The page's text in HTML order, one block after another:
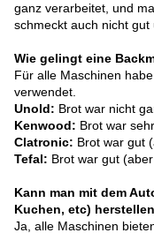
ganz verarbeitet, und
schmeckt auch nicht
Wie gelingt eine
Für alle Maschinen
verwendet.
Unold: Brot war nicht
Kenwood: Brot war
Clatronic: Brot war gut
Tefal: Brot war gut
Kann man mit dem
Kuchen, etc) herstellen
Ja, alle Maschinen